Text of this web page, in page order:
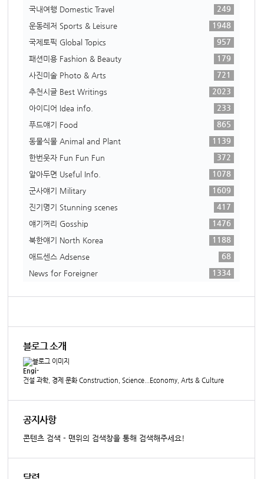
국내여행 Domestic Travel
249
운동레저 Sports & Leisure
1948
국제토픽 Global Topics
957
패션미용 Fashion & Beauty
179
사진미술 Photo & Arts
721
추천시글 Best Writings
2023
아이디어 Idea info.
233
푸드얘기 Food
865
동물식물 Animal and Plant
1139
한번웃자 Fun Fun Fun
372
알아두면 Useful Info.
1078
군사얘기 Military
1609
진기명기 Stunning scenes
417
얘기꺼리 Gosship
1476
북한얘기 North Korea
1188
애드센스 Adsense
68
News for Foreigner
1334
블로그 소개
Engi-
건설 과학, 경제 문화 Construction, Science...Economy, Arts & Culture
공지사항
콘텐츠 검색 - 맨위의 검색창을 통해 검색해주세요!